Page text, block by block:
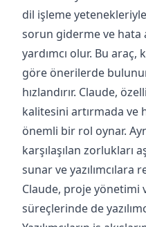
dil işleme yetenekleriyle
sorun giderme ve hata
yardımcı olur. Bu araç,
göre önerilerde bulunur
hızlandırır. Claude,
kalitesini artırmada ve
önemli bir rol oynar.
karşılaşılan zorlukları
sunar ve yazılımcılara
Claude, proje yönetimi
süreçlerinde de